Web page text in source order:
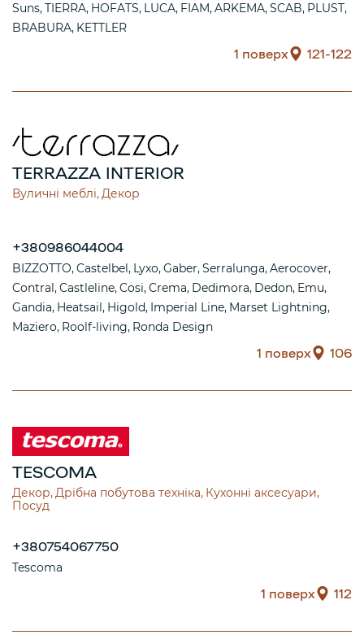
Suns TIERRA HOFATS LUCA FIAM ARKEMA SCAB PLUST
BRABURA KETTLER
1 поверх 121-122
TERRAZZA INTERIOR
Вуличні меблі Декор
+380986044004
BIZZOTTO Castelbel Lyxo Gaber Serralunga Aerocover
Contral Castleline Cosi Crema Dedimora Dedon Emu
Gandia Heatsail Higold Imperial Line Marset Lightning
Maziero Roolf-living Ronda Design
1 поверх 106
TESCOMA
Декор Дрібна побутова техніка Кухонні аксесуари
Посуд
+380754067750
Tescoma
1 поверх 112